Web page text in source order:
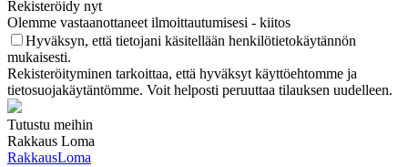
Rekisteröidy nyt
Olemme vastaanottaneet ilmoittautumisesi - kiitos
Hyväksyn, että tietojani käsitellään henkilötietokäytännön
mukaisesti.
Rekisteröityminen tarkoittaa, että hyväksyt käyttöehtomme ja
tietosuojakäytäntömme. Voit helposti peruuttaa tilauksen uudelleen.
Tutustu meihin
Rakkaus Loma
RakkausLoma